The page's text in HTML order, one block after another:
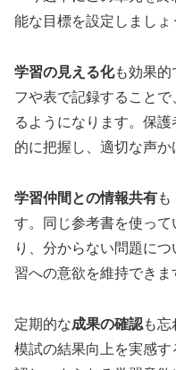
能な目標を設定しましょ
学習の見える化も効果的
フや表で記録すること
るようになります。保
的に把握し、適切な声か
学習仲間との情報共有
す。同じ参考書を使っ
り、分からない問題に
習への意欲を維持できま
定期的な成果の確認も
模試の結果向上を実感